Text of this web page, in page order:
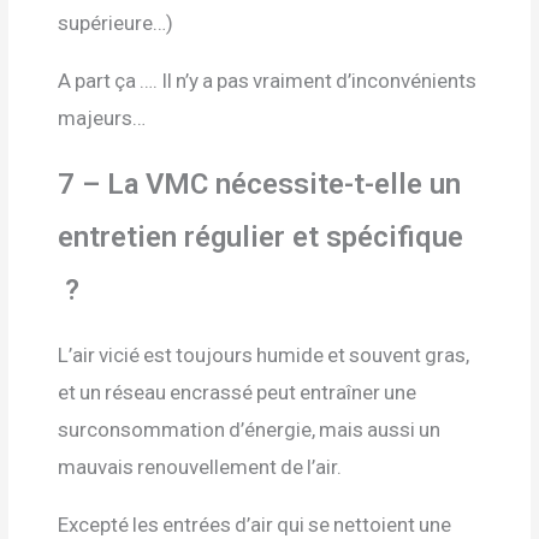
supérieure…)
A part ça …. Il n’y a pas vraiment d’inconvénients
majeurs…
7 – La VMC nécessite-t-elle un
entretien régulier et spécifique
?
L’air vicié est toujours humide et souvent gras,
et un réseau encrassé peut entraîner une
surconsommation d’énergie, mais aussi un
mauvais renouvellement de l’air.
Excepté les entrées d’air qui se nettoient une